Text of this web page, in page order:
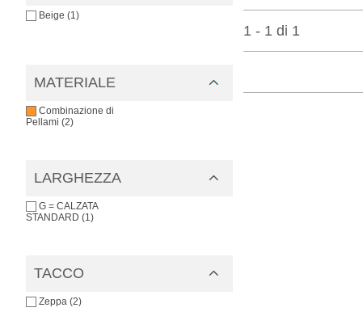
Beige (1)
MATERIALE
Combinazione di
Pellami (2)
LARGHEZZA
G = CALZATA
STANDARD (1)
TACCO
Zeppa (2)
1 - 1 di 1